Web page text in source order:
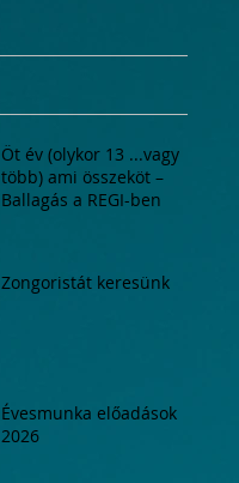
Öt év (olykor 13 ...vagy
több) ami összeköt –
Ballagás a REGI-ben
Zongoristát keresünk
Évesmunka előadások
2026